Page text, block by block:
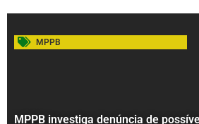
MPPB
MPPB investiga denúncia de